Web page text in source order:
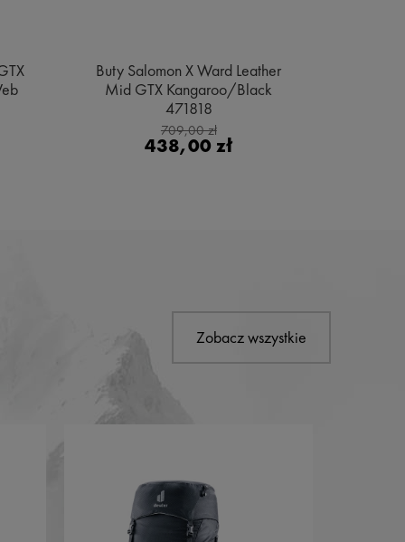
Buty Salomon X Ward Leather
Mid GTX Kangaroo/Black
471818
709,00 zł
438,00 zł
Zobacz wszystkie